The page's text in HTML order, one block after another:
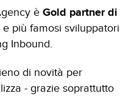
è Gold partner di
più famosi sviluppatori
Inbound.
di novità per
- grazie soprattutto